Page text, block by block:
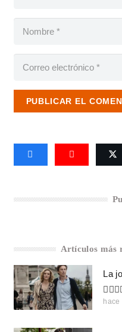
PUBLICAR EL
Artículos más
La
hace